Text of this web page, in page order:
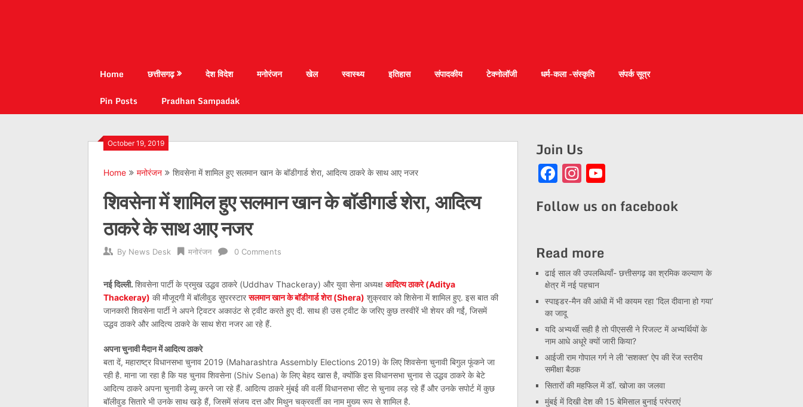
Home छत्तीसगढ़ देश विदेश मनोरंजन खेल स्वास्थ्य इतिहास संपादकीय टेक्नोलॉजी धर्म-कला -संस्कृति
संपर्क सूत्र
Pin Posts
Pradhan Sampadak
October 19, 2019
Home मनोरंजन शिवसेना में शामिल हुए सलमान खान के बॉडीगार्ड शेरा, आदित्य ठाकरे के साथ आए नजर
शिवसेना में शामिल हुए सलमान खान के बॉडीगार्ड शेरा, आदित्य
ठाकरे के साथ आए नजर
By News Desk मनोरंजन 0 Comments
नई दिल्ली. शिवसेना पार्टी के प्रमुख उद्धव ठाकरे (Uddhav Thackeray) और युवा सेना अध्यक्ष आदित्य ठाकरे (Aditya
Thackeray) की मौजूदगी में बॉलीवुड सुपरस्टारसलमान खान के बॉडीगार्ड शेरा (Shera) शुक्रवार को शिसेना में शामिल हुए. इस बात की
जानकारी शिवसेना पार्टी ने अपने ट्विटर अकाउंट से ट्वीट करते हुए दी. साथ ही उस ट्वीट के जरिए कुछ तस्वीरें भी शेयर की गईं, जिसमें
उद्धव ठाकरे और आदित्य ठाकरे के साथ शेरा नजर आ रहे हैं.
अपना चुनावी मैदान में आदित्य ठाकरे
बता दें, महाराष्ट्र विधानसभा चुनाव 2019 (Maharashtra Assembly Elections 2019) के लिए शिवसेना चुनावी बिगुल फूंकने जा
रही है. माना जा रहा है कि यह चुनाव शिवसेना (Shiv Sena) के लिए बेहद खास है, क्योंकि इस विधानसभा चुनाव से उद्धव ठाकरे के बेटे
आदित्य ठाकरे अपना चुनावी डेब्यू करने जा रहे हैं. आदित्य ठाकरे मुंबई की वर्ली विधानसभा सीट से चुनाव लड़ रहे हैं और उनके सपोर्ट में कुछ
बॉलीवुड सितारे भी उनके साथ खड़े हैं, जिसमें संजय दत्त और मिथुन चक्रवर्ती का नाम मुख्य रूप से शामिल है.
Join Us
Facebook
Instagram
Follow us on facebook
Read more
ढाई साल की उपलब्धियाँ- छत्तीसगढ़ का श्रमिक कल्याण के
क्षेत्र में नई पहचान
स्पाइडर-मैन की आंधी में भी कायम रहा ‘दिल दीवाना हो गया’
का जादू
यदि अभ्यर्थी सही है तो पीएससी ने रिजल्ट में अभ्यर्थियों के
नाम आधे अधूरे क्यों जारी किया?
आईजी राम गोपाल गर्ग ने ली ‘सशक्त’ ऐप की रेंज स्तरीय
समीक्षा बैठक
सितारों की महफिल में डॉ. खोजा का जलवा
मुंबई में दिखी देश की 15 बेमिसाल बुनाई परंपराएं